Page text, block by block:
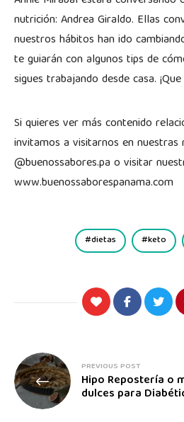
nutrición: Andrea Giraldo. Ellas
nuestros hábitos han ido
te guiarán con algunos tips de
sigues trabajando desde casa.
Si quieres ver más contenido
invitamos a visitarnos en nuestras
@buenossabores.pa o visitar
www.buenossaborespanama.com
dietas keto
PREVIOUS POST
Hipo Repostería o
dulces para